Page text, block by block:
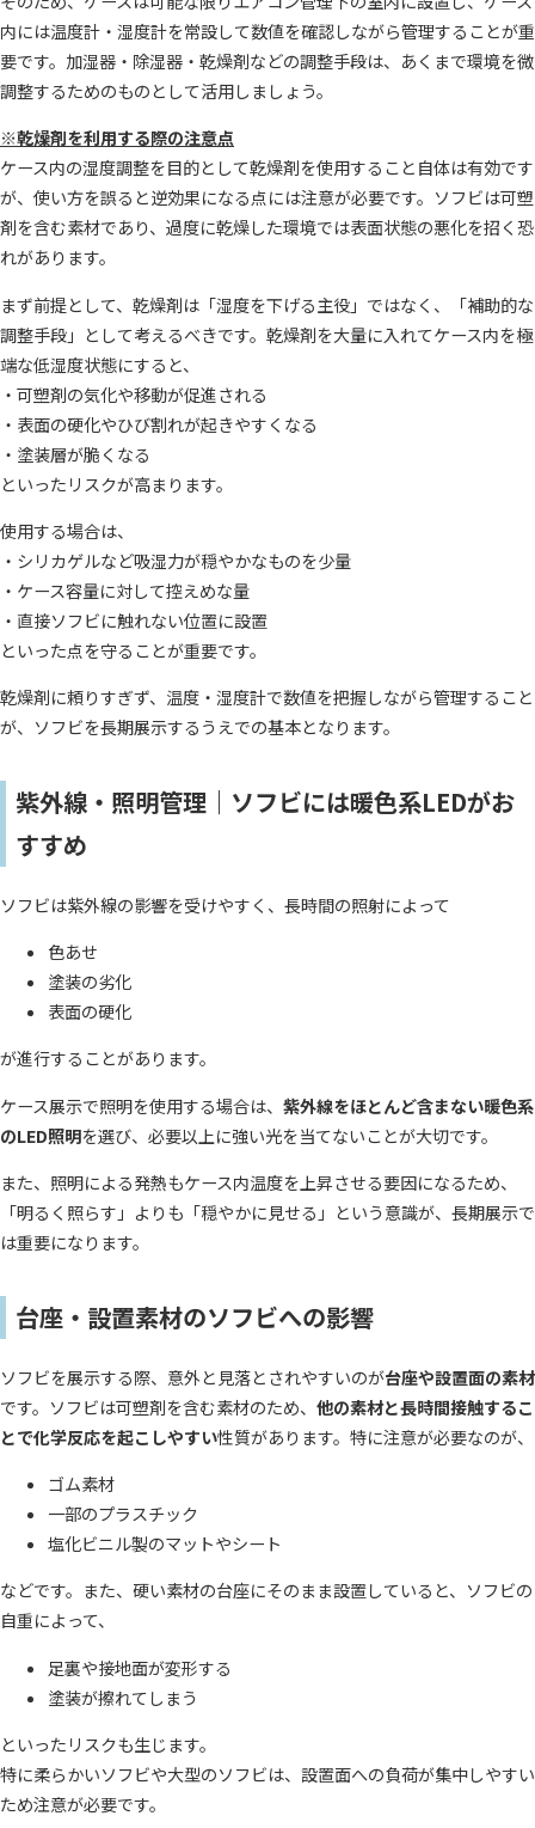
内には温度計・湿度計を常設して数値を確認しながら管理することが重
要です。加湿器・除湿器・乾燥剤などの調整手段は、あくまで環境を微
調整するためのものとして活用しましょう。
※乾燥剤を利用する際の注意点
ケース内の湿度調整を目的として乾燥剤を使用すること自体は有効です
が、使い方を誤ると逆効果になる点には注意が必要です。ソフビは可塑
剤を含む素材であり、過度に乾燥した環境では表面状態の悪化を招く恐
れがあります。
まず前提として、乾燥剤は「湿度を下げる主役」ではなく、「補助的な
調整手段」として考えるべきです。乾燥剤を大量に入れてケース内を極
端な低湿度状態にすると、
・可塑剤の気化や移動が促進される
・表面の硬化やひび割れが起きやすくなる
・塗装層が脆くなる
といったリスクが高まります。
使用する場合は、
・シリカゲルなど吸湿力が穏やかなものを少量
・ケース容量に対して控えめな量
・直接ソフビに触れない位置に設置
といった点を守ることが重要です。
乾燥剤に頼りすぎず、温度・湿度計で数値を把握しながら管理すること
が、ソフビを長期展示するうえでの基本となります。
紫外線・照明管理｜ソフビには暖色系LEDがお
すすめ
ソフビは紫外線の影響を受けやすく、長時間の照射によって
色あせ
塗装の劣化
表面の硬化
が進行することがあります。
ケース展示で照明を使用する場合は、 紫外線をほとんど含まない暖色系
のLED照明を選び、必要以上に強い光を当てないことが大切です。
また、照明による発熱もケース内温度を上昇させる要因になるため、
「明るく照らす」よりも「穏やかに見せる」という意識が、長期展示で
は重要になります。
台座・設置素材のソフビへの影響
ソフビを展示する際、意外と見落とされやすいのが台座や設置面の素材
です。ソフビは可塑剤を含む素材のため、 他の素材と長時間接触するこ
とで化学反応を起こしやすい性質があります。特に注意が必要なのが、
ゴム素材
一部のプラスチック
塩化ビニル製のマットやシート
などです。また、硬い素材の台座にそのまま設置していると、ソフビの
自重によって、
足裏や接地面が変形する
塗装が擦れてしまう
といったリスクも生じます。
特に柔らかいソフビや大型のソフビは、設置面への負荷が集中しやすい
ため注意が必要です。